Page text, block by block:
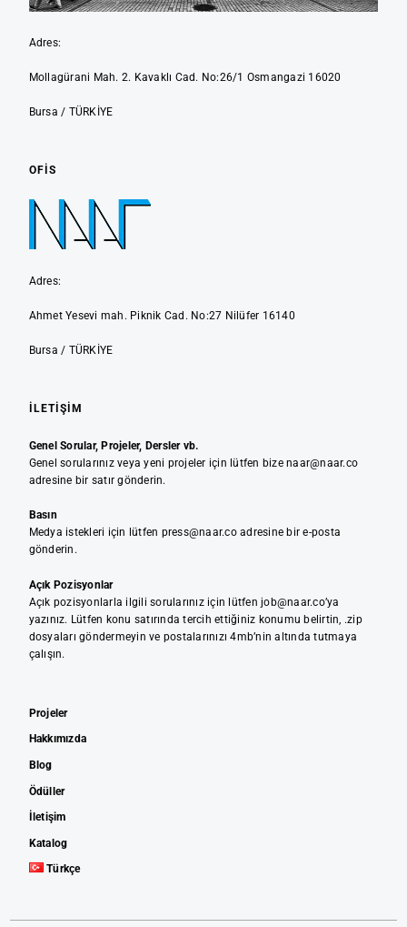
Adres:
Mollagürani Mah. 2. Kavaklı Cad. No:26/1 Osmangazi 16020
Bursa / TÜRKİYE
OFIS
Adres:
Ahmet Yesevi mah. Piknik Cad. No:27 Nilüfer 16140
Bursa / TÜRKİYE
İLETIŞIM
Genel Sorular, Projeler, Dersler vb.
Genel sorularınız veya yeni projeler için lütfen bize naar@naar.co
adresine bir satır gönderin.
Basın
Medya istekleri için lütfen press@naar.co adresine bir e-posta
gönderin.
Açık Pozisyonlar
Açık pozisyonlarla ilgili sorularınız için lütfen job@naar.co’ya
yazınız. Lütfen konu satırında tercih ettiğiniz konumu belirtin, .zip
dosyaları göndermeyin ve postalarınızı 4mb’nin altında tutmaya
çalışın.
Projeler
Hakkımızda
Blog
Ödüller
İletişim
Katalog
Türkçe